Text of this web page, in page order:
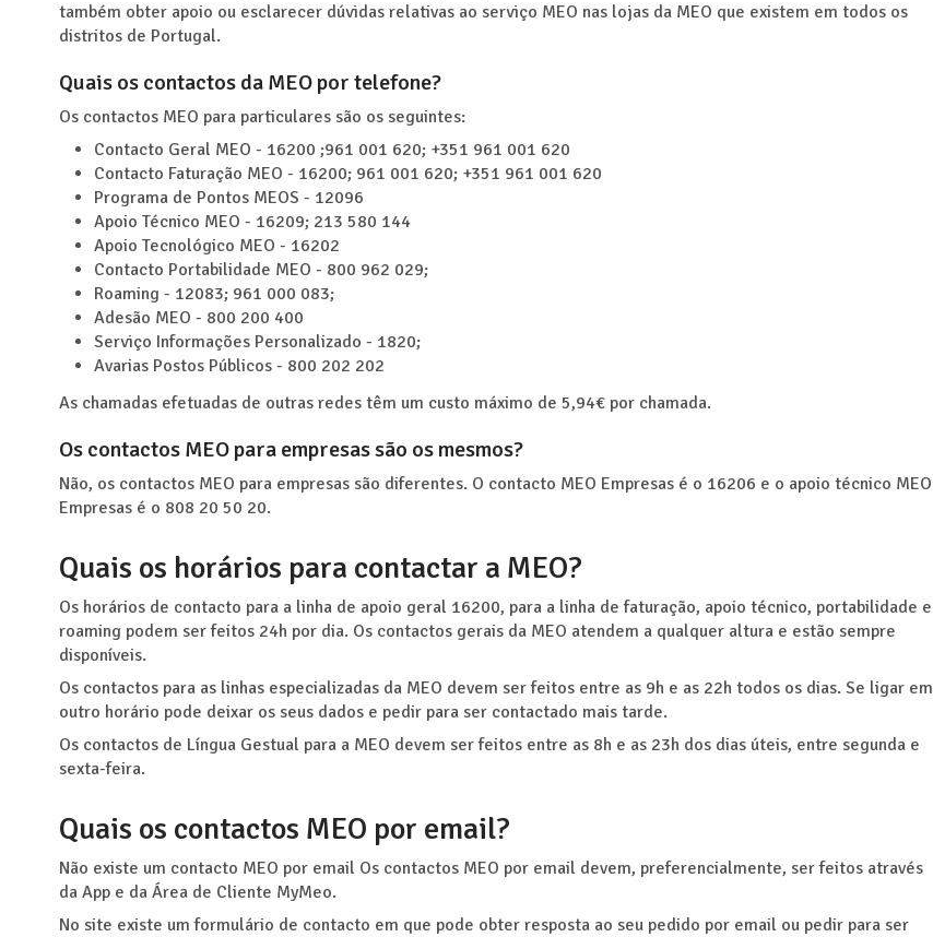
também obter apoio ou esclarecer dúvidas relativas ao serviço MEO nas lojas da MEO que existem em todos os
distritos de Portugal.
Quais os contactos da MEO por telefone?
Os contactos MEO para particulares são os seguintes:
Contacto Geral MEO - 16200 ;961 001 620; +351 961 001 620
Contacto Faturação MEO - 16200; 961 001 620; +351 961 001 620
Programa de Pontos MEOS - 12096
Apoio Técnico MEO - 16209; 213 580 144
Apoio Tecnológico MEO - 16202
Contacto Portabilidade MEO - 800 962 029;
Roaming - 12083; 961 000 083;
Adesão MEO - 800 200 400
Serviço Informações Personalizado - 1820;
Avarias Postos Públicos - 800 202 202
As chamadas efetuadas de outras redes têm um custo máximo de 5,94€ por chamada.
Os contactos MEO para empresas são os mesmos?
Não, os contactos MEO para empresas são diferentes. O contacto MEO Empresas é o 16206 e o apoio técnico MEO
Empresas é o 808 20 50 20.
Quais os horários para contactar a MEO?
Os horários de contacto para a linha de apoio geral 16200, para a linha de faturação, apoio técnico, portabilidade e
roaming podem ser feitos 24h por dia. Os contactos gerais da MEO atendem a qualquer altura e estão sempre
disponíveis.
Os contactos para as linhas especializadas da MEO devem ser feitos entre as 9h e as 22h todos os dias. Se ligar em
outro horário pode deixar os seus dados e pedir para ser contactado mais tarde.
Os contactos de Língua Gestual para a MEO devem ser feitos entre as 8h e as 23h dos dias úteis, entre segunda e
sexta-feira.
Quais os contactos MEO por email?
Não existe um contacto MEO por email Os contactos MEO por email devem, preferencialmente, ser feitos através
da App e da Área de Cliente MyMeo.
No site existe um formulário de contacto em que pode obter resposta ao seu pedido por email ou pedir para ser